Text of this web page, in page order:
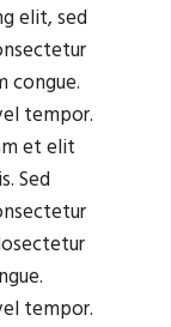
elit, sed
congue.
tempor.
et elit
Sed
tempor.